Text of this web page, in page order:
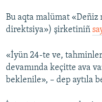
RFE/RS bütün saytları
Bu aqta malümat
direktsiya») şirketiniñ
«İyün 24-te ve,
devamında keçitte ava
beklenile», – dep aytıla